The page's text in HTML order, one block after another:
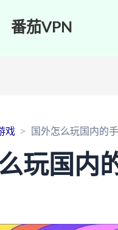
番茄VPN
戏 国外怎么玩国内的
玩国内